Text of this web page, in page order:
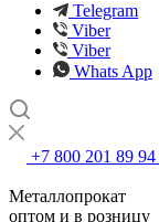
Telegram
Viber
Viber
Whats App
+7 800 201 89 94
Металлопрокат
оптом и в розницу